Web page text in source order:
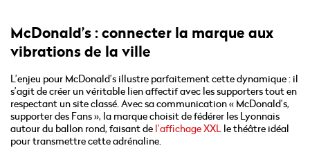
McDonald’s : connecter la marque aux
vibrations de la ville
L’enjeu pour McDonald’s illustre parfaitement cette dynamique : il
s’agit de créer un véritable lien affectif avec les supporters tout en
respectant un site classé. Avec sa communication« McDonald’s,
supporter des Fans », la marque choisit de fédérer les Lyonnais
autour du ballon rond, faisant de l’affichage XXL le théâtre idéal
pour transmettre cette adrénaline.